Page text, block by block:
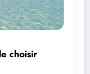
choisir